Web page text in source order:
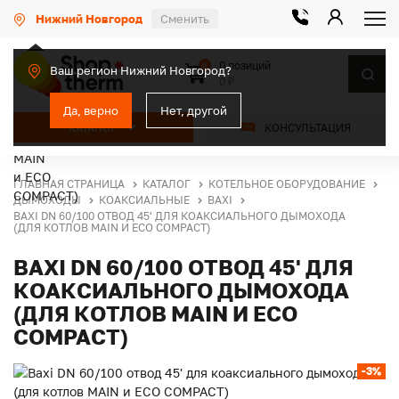
Нижний Новгород Сменить
Ваш регион Нижний Новгород?
Да, верно Нет, другой
КАТАЛОГ КОНСУЛЬТАЦИЯ
0
0 позиций
ГЛАВНАЯ СТРАНИЦА КАТАЛОГ
КОТЕЛЬНОЕ ОБОРУДОВАНИЕ
ДЫМОХОДЫ
КОАКСИАЛЬНЫЕ
BAXI
BAXI DN 60/100 ОТВОД 45' ДЛЯ КОАКСИАЛЬНОГО ДЫМОХОДА
(ДЛЯ КОТЛОВ MAIN И ECO COMPACT)
BAXI DN 60/100 ОТВОД 45' ДЛЯ
КОАКСИАЛЬНОГО ДЫМОХОДА
(ДЛЯ КОТЛОВ MAIN И ECO
COMPACT)
-3%